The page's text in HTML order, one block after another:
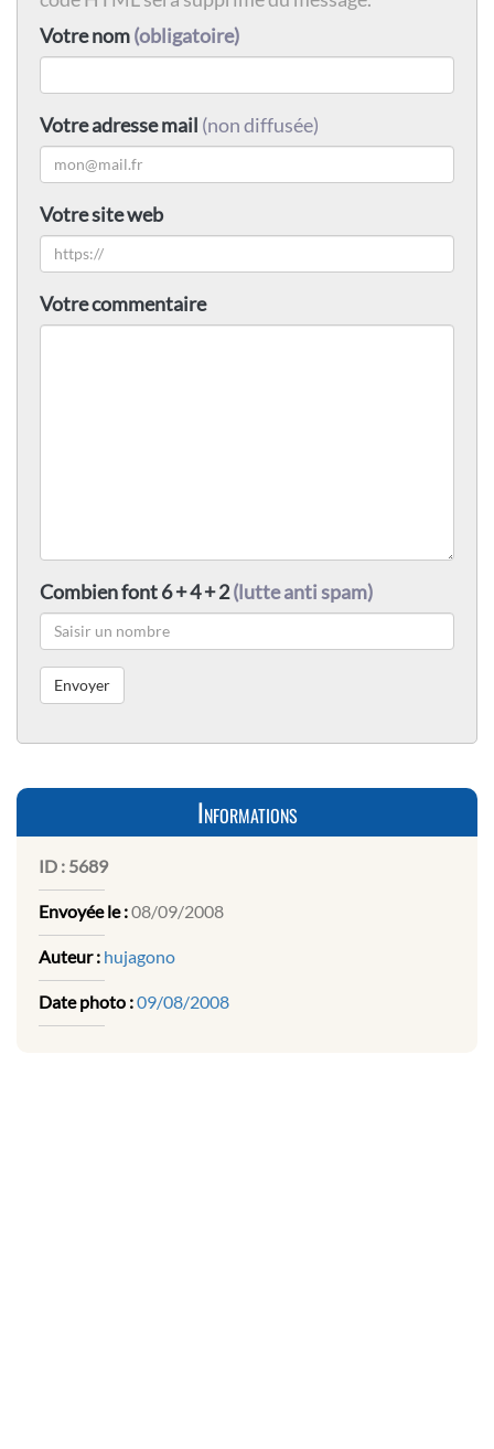
Votre nom(obligatoire)
Votre adresse mail (non diffusée)
Votre site web
Votre commentaire
Combien font 6 + 4 + 2(lutte anti spam)
Informations
ID : 5689
Envoyée le :08/09/2008
Auteur : hujagono
Date photo :09/08/2008